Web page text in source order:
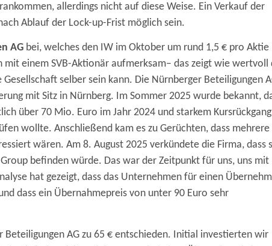
allerdings nicht auf diese Weise. Ein Verkauf der
Ablauf der Lock-up-Frist möglich sein.
AG bei, welches den IW im Oktober um rund 1,5 € pro Aktie
einem SVB-Aktionär aufmerksam– das zeigt wie wertvoll
selber sein kann. Die Nürnberger Beteiligungen
mit Sitz in Nürnberg. Im Sommer 2025 wurde bekannt,
über 70 Mio. Euro im Jahr 2024 und starkem
wollte. Anschließend kam es zu Gerüchten, dass mehrere
wären. Am 8. August 2025 verkündete die Firma, dass
befinden würde. Das war der Zeitpunkt für uns, uns mit
hat gezeigt, dass das Unternehmen für einen
dass ein Übernahmepreis von unter 90 Euro sehr
AG zu 65 € entschieden. Initial investierten wir